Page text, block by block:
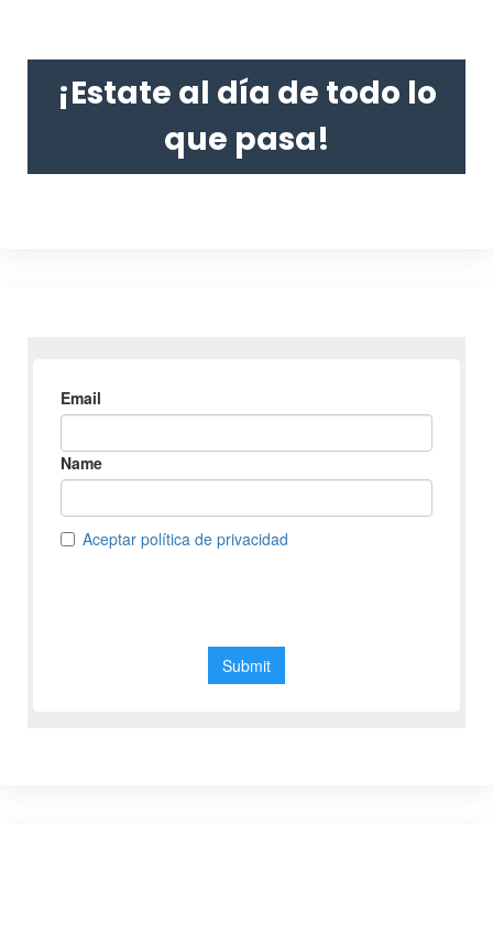
¡Estate al día de todo lo
que pasa!